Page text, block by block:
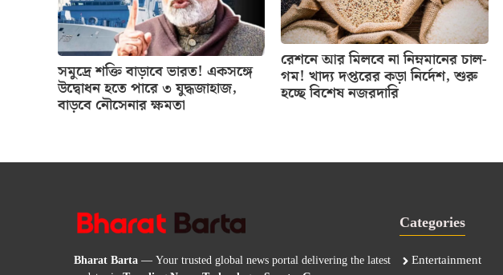
সমুদ্রে শক্তি বাড়াবে ভারত! একসঙ্গে
উদ্বোধন হতে পারে ৩ যুদ্ধজাহাজ,
বাড়বে নৌসেনার ক্ষমতা
রেশনে আর মিলবে না নিম্নমানের চাল-
গম! খাদ্য দপ্তরের কড়া নির্দেশ, শুরু
হচ্ছে বিশেষ নজরদারি
Bharat Barta— Your trusted global news portal delivering the latest
Categories
Entertainment